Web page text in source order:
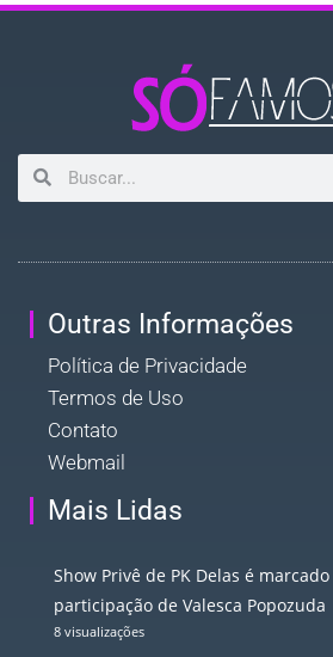
Outras Informações
Política de Privacidade
Termos de Uso
Contato
Webmail
Mais Lidas
Show Privê de PK Delas é
participação de Valesca Popozuda
8 visualizações